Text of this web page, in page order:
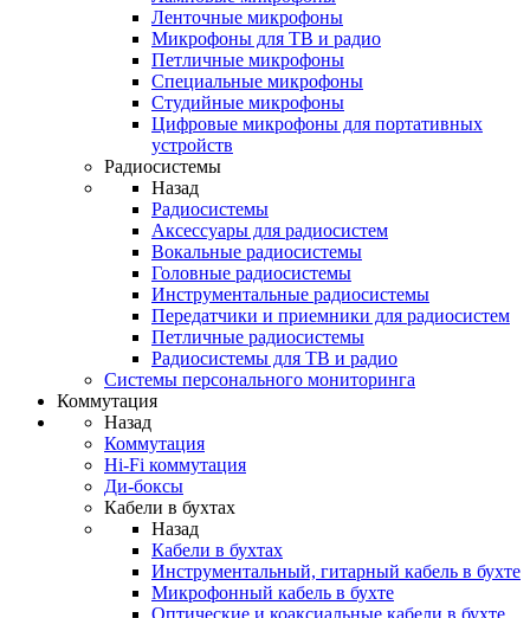
Ленточные микрофоны
Микрофоны для ТВ и радио
Петличные микрофоны
Специальные микрофоны
Студийные микрофоны
Цифровые микрофоны для портативных
устройств
Радиосистемы
Назад
Радиосистемы
Аксессуары для радиосистем
Вокальные радиосистемы
Головные радиосистемы
Инструментальные радиосистемы
Передатчики и приемники для радиосистем
Петличные радиосистемы
Радиосистемы для ТВ и радио
Системы персонального мониторинга
Коммутация
Назад
Коммутация
Hi-Fi коммутация
Ди-боксы
Кабели в бухтах
Назад
Кабели в бухтах
Инструментальный, гитарный кабель в бухте
Микрофонный кабель в бухте
Оптические и коаксиальные кабели в бухте